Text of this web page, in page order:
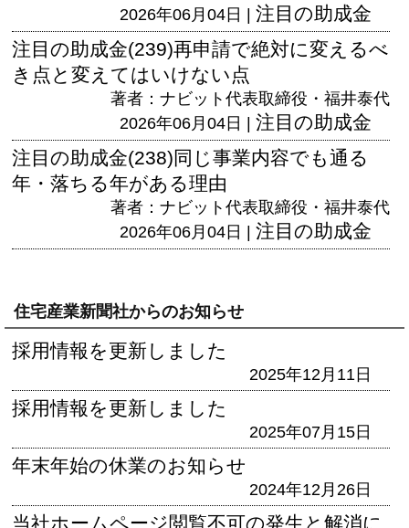
2026年06月04日 | 注目の助成金
注目の助成金(239)再申請で絶対に変えるべ
き点と変えてはいけない点
著者：ナビット代表取締役・福井泰代
2026年06月04日 | 注目の助成金
注目の助成金(238)同じ事業内容でも通る
年・落ちる年がある理由
著者：ナビット代表取締役・福井泰代
2026年06月04日 | 注目の助成金
住宅産業新聞社からのお知らせ
採用情報を更新しました
2025年12月11日
採用情報を更新しました
2025年07月15日
年末年始の休業のお知らせ
2024年12月26日
当社ホームページ閲覧不可の発生と解消に